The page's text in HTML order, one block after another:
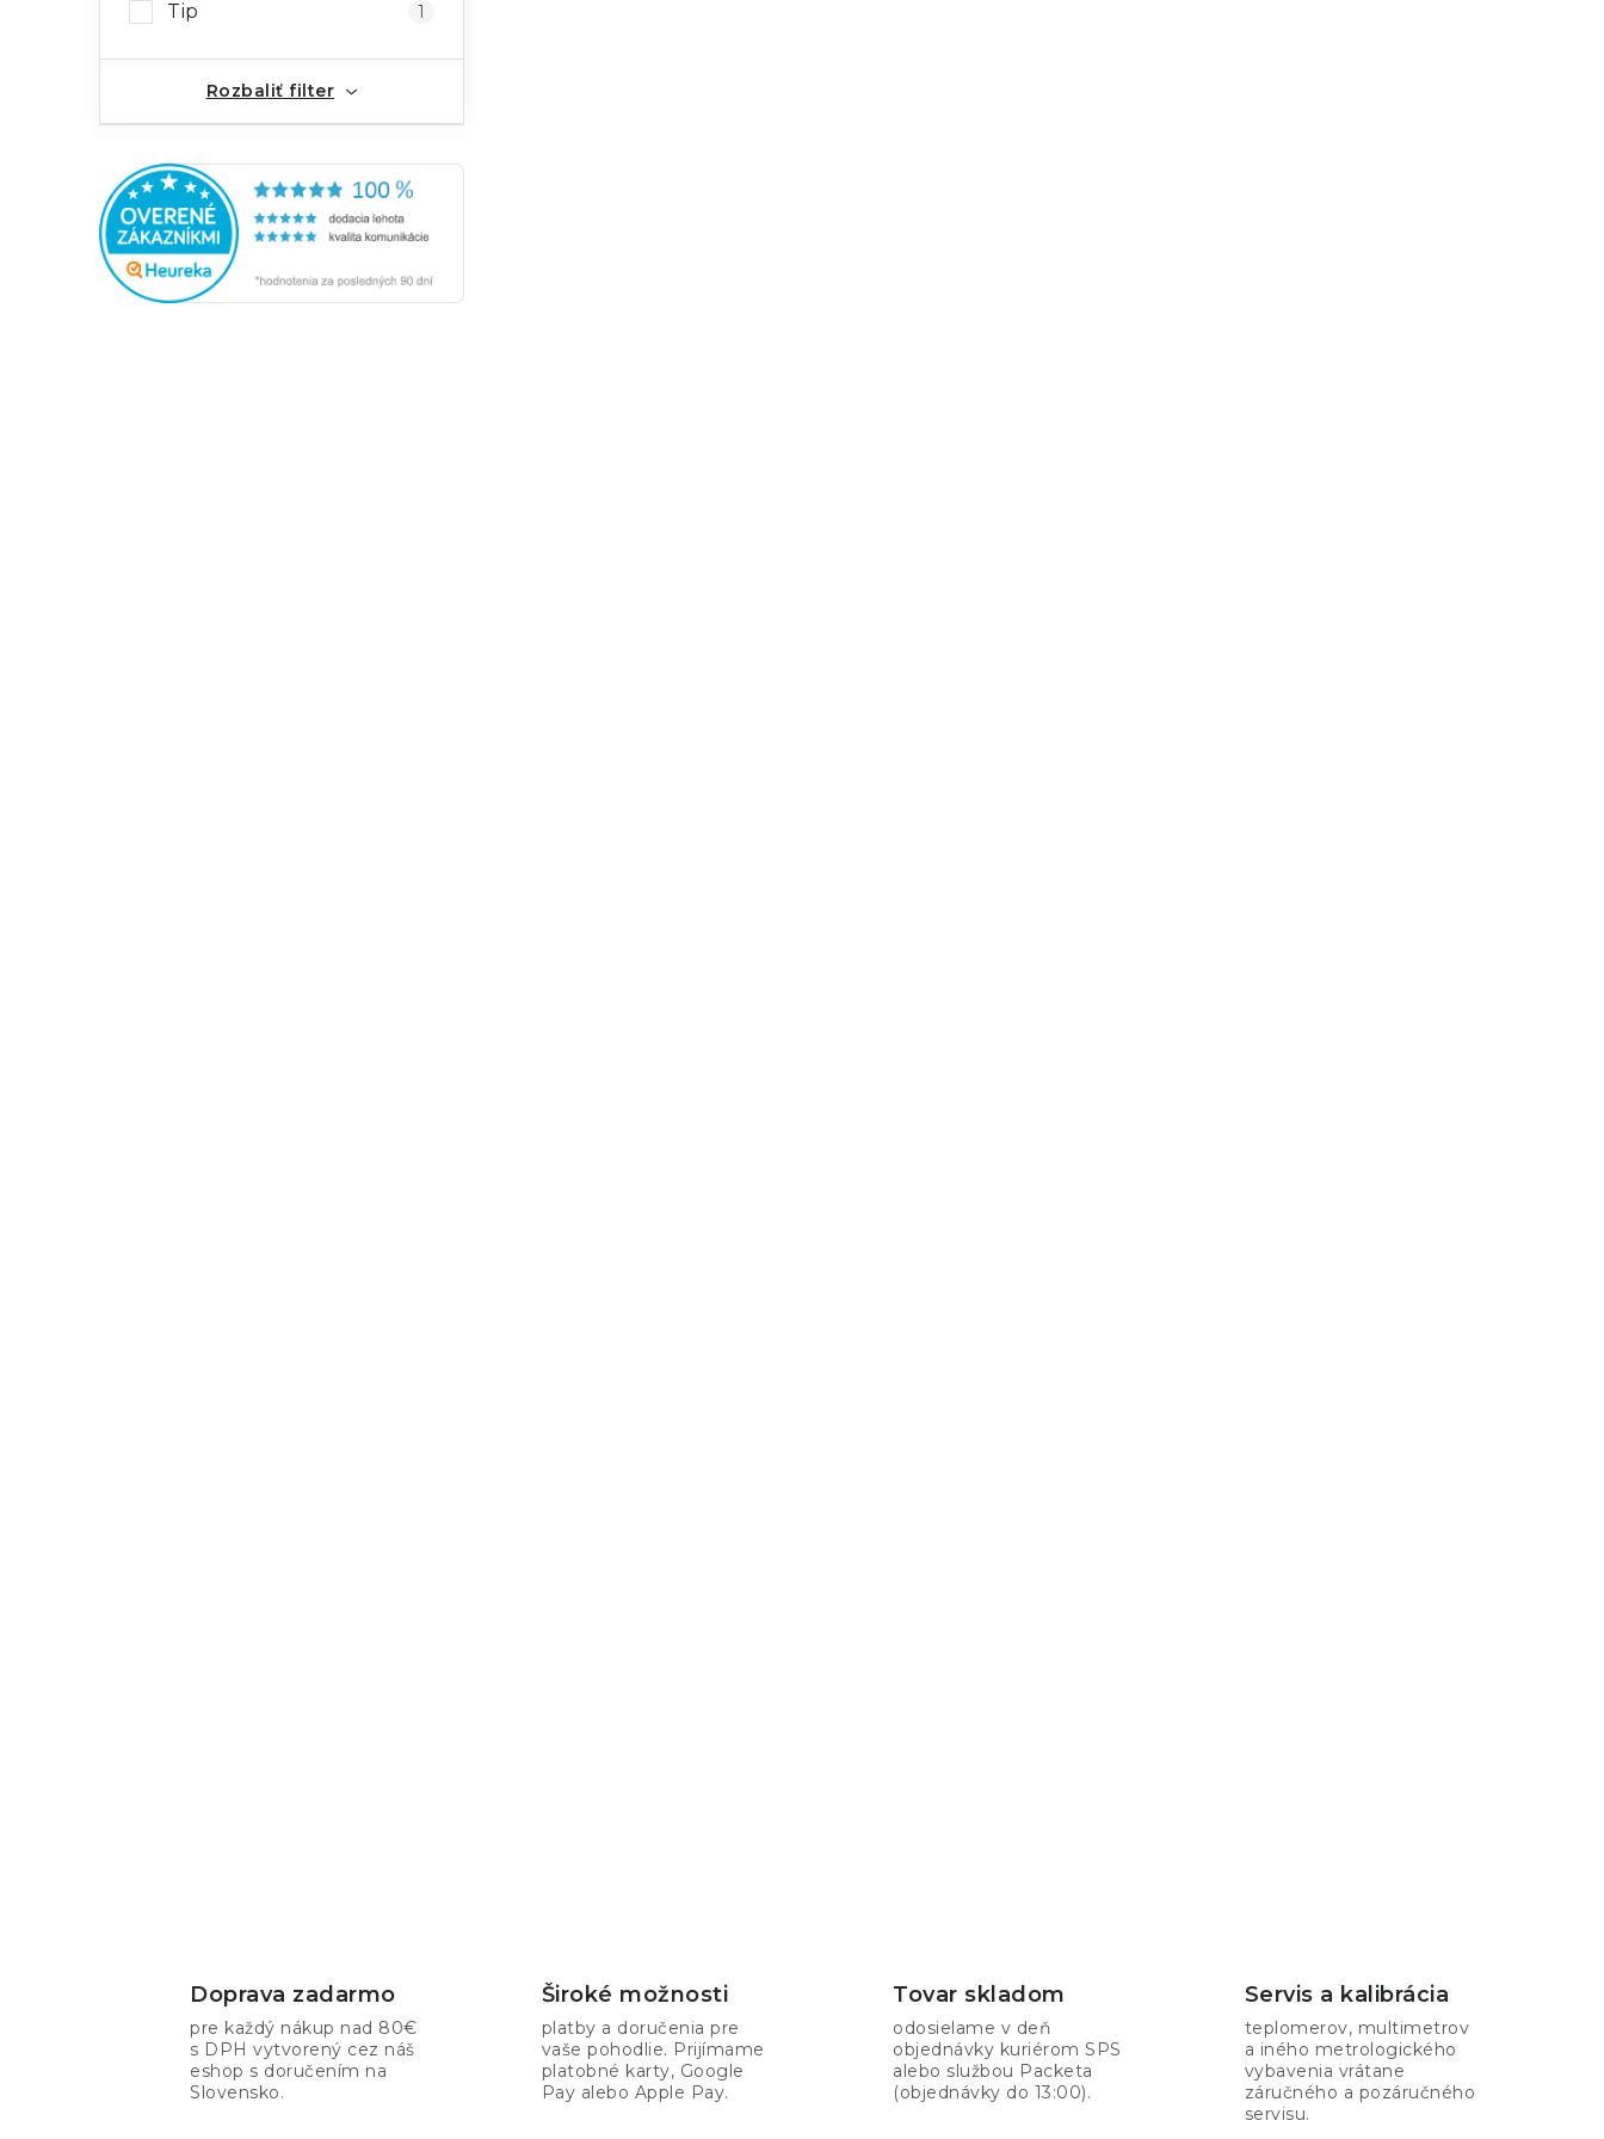
Tip 1
Rozbaliť filter
Doprava zadarmo
pre každý nákup nad 80€
s DPH vytvorený cez náš
eshop s doručením na
Slovensko.
Široké možnosti
platby a doručenia pre
vaše pohodlie. Prijímame
platobné karty, Google
Pay alebo Apple Pay.
Tovar skladom
odosielame v deň
objednávky kuriérom SPS
alebo službou Packeta
(objednávky do 13:00).
Servis a kalibrácia
teplomerov, multimetrov
a iného metrologického
vybavenia vrátane
záručného a pozáručného
servisu.